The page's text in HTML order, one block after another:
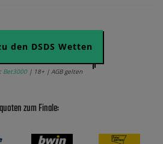
den DSDS Wetten
Bet3000| 18+ | AGB gelten
zum Finale: